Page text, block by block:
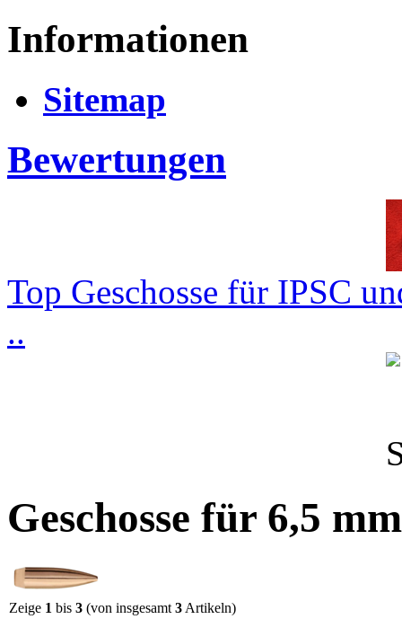
Informationen
Sitemap
Bewertungen
Top Geschosse für IPSC
..
Geschosse für 6,5 mm
Zeige 1 bis 3 (von insgesamt 3 Artikeln)